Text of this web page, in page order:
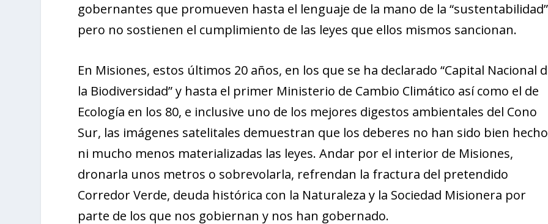
gobernantes que promueven hasta el lenguaje de la mano de la “sustentabilidad”
pero no sostienen el cumplimiento de las leyes que ellos mismos sancionan.
En Misiones, estos últimos 20 años, en los que se ha declarado “Capital Nacional
la Biodiversidad” y hasta el primer Ministerio de Cambio Climático así como el de
Ecología en los 80, e inclusive uno de los mejores digestos ambientales del Cono
Sur, las imágenes satelitales demuestran que los deberes no han sido bien
ni mucho menos materializadas las leyes. Andar por el interior de Misiones,
dronarla unos metros o sobrevolarla, refrendan la fractura del pretendido
Corredor Verde, deuda histórica con la Naturaleza y la Sociedad Misionera por
parte de los que nos gobiernan y nos han gobernado.